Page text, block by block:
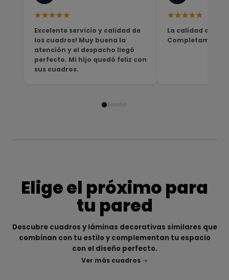
★★★★★
Excelente servicio y calidad de
los cuadros! Muy buena la
atención y el despacho llegó
perfecto. Mi hijo quedó feliz con
sus cuadros.
★★★★★
La calidad del
Completamente
Elige el próximo para
tu pared
Descubre cuadros y láminas decorativas similares que
combinan con tu estilo y complementan tu espacio
con el diseño perfecto.
Ver más cuadros